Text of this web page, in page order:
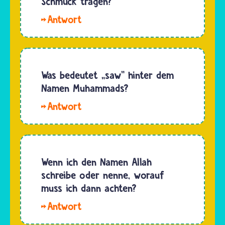
Musliminnen
Muslime
dürfen
tragen.
Dabei ist
es wie
anderen
Sachen
auch: Es
sollte
Was bedeutet „saw" hinter dem
Namen Muhammads?
Buchstaben
für den
Satz:
„salla-
alayhi
Wenn ich den Namen Allah
schreibe oder nenne, worauf
muss ich dann achten?